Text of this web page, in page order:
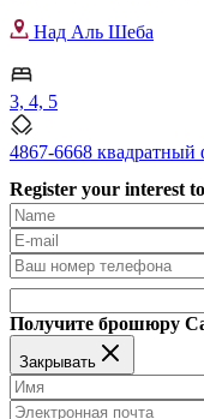
Над Аль Шеба
3, 4, 5
4867-6668 квадратный
Register your interest
Получите брошюру
Закрывать